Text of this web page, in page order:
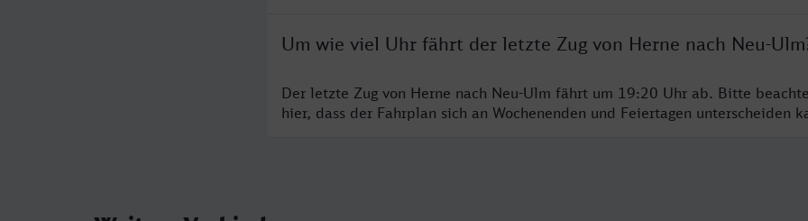
Um wie viel Uhr fährt der letzte Zug von Herne nach Neu-
Der letzte Zug von Herne nach Neu-Ulm fährt um 19:20 Uhr ab. Bitte
hier, dass der Fahrplan sich an Wochenenden und Feiertagen unterscheiden